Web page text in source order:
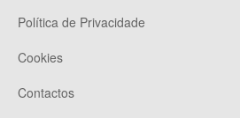
Política de Privacidade
Cookies
Contactos